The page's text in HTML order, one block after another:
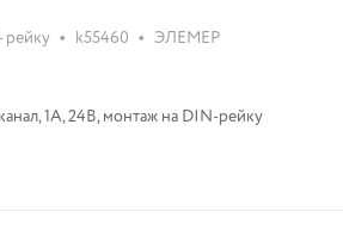
рейку • k55460 • ЭЛЕМЕР
1А, 24В, монтаж на DIN-рейку